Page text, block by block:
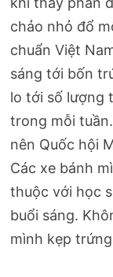
chảo nhỏ đổ
chuẩn Việt
sáng tới bốn
lo tới số lượng
trong mỗi
nên Quốc hội
Các xe bánh
thuộc với học
buổi sáng.
mình kẹp